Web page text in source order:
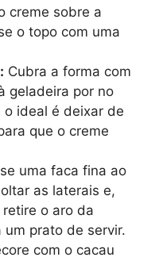
creme sobre a
o topo com uma
Cubra a forma com
geladeira por no
o ideal é deixar de
que o creme
uma faca fina ao
as laterais e,
o aro da
prato de servir.
com o cacau